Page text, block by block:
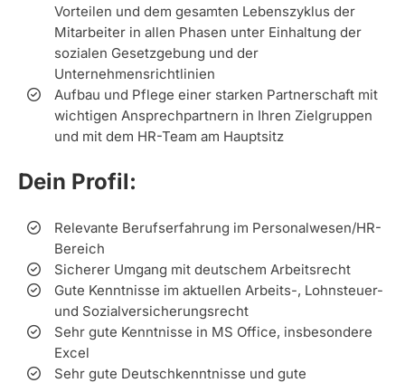
Vorteilen und dem gesamten Lebenszyklus der
Mitarbeiter in allen Phasen unter Einhaltung der
sozialen Gesetzgebung und der
Unternehmensrichtlinien
Aufbau und Pflege einer starken Partnerschaft mit
wichtigen Ansprechpartnern in Ihren Zielgruppen
und mit dem HR-Team am Hauptsitz
Dein Profil:
Relevante Berufserfahrung im Personalwesen/HR-
Bereich
Sicherer Umgang mit deutschem Arbeitsrecht
Gute Kenntnisse im aktuellen Arbeits-, Lohnsteuer-
und Sozialversicherungsrecht
Sehr gute Kenntnisse in MS Office, insbesondere
Excel
Sehr gute Deutschkenntnisse und gute